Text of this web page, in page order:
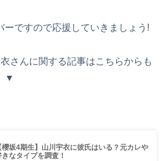
ーですので応援していきましょう!
さんに関する記事はこちらからも
▼
櫻坂4期生】山川宇衣に彼氏はいる？元カレや
きなタイプを調査！